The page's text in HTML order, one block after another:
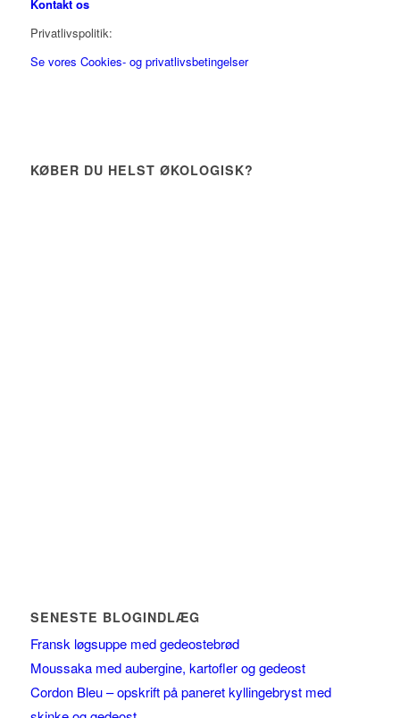
Kontakt os
Privatlivspolitik:
Se vores Cookies- og privatlivsbetingelser
KØBER DU HELST ØKOLOGISK?
SENESTE BLOGINDLÆG
Fransk løgsuppe med gedeostebrød
Moussaka med aubergine, kartofler og gedeost
Cordon Bleu – opskrift på paneret kyllingebryst med